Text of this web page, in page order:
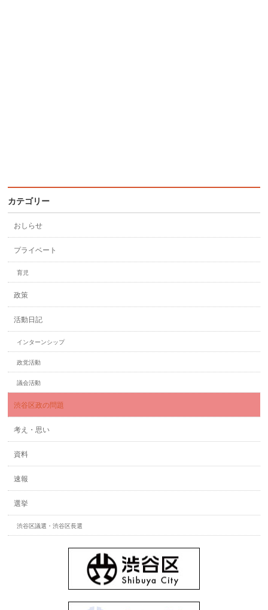
カテゴリー
おしらせ
プライベート
育児
政策
活動日記
インターンシップ
政党活動
議会活動
渋谷区政の問題
考え・思い
資料
速報
選挙
渋谷区議選・渋谷区長選